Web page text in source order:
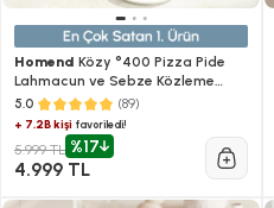
Homend Közy °400 Pizza Pide
Lahmacun ve Sebze Közleme
Makinesi
5.0 (89)
+ 7.2B kişi favoriledi!
5.999 TL %17
4.999 TL